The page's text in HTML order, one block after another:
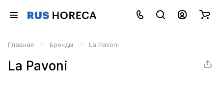
Главная – Бренды – La Pavoni
La Pavoni